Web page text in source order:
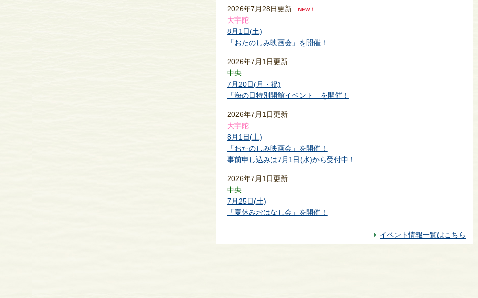
2026年7月28日更新 NEW！
大宇陀
8月1日(土)
「おたのしみ映画会」を開催！
2026年7月1日更新
中央
7月20日(月・祝)
「海の日特別開館イベント」を開催！
2026年7月1日更新
大宇陀
8月1日(土)
「おたのしみ映画会」を開催！
事前申し込みは7月1日(水)から受付中！
2026年7月1日更新
中央
7月25日(土)
「夏休みおはなし会」を開催！
イベント情報一覧はこちら